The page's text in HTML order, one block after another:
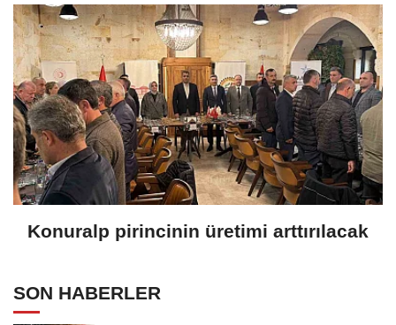
Konuralp pirincinin üretimi arttırılacak
SON HABERLER